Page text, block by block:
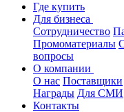
Где купить
Для бизнеса
Сотрудничество
Промоматериалы
вопросы
О компании
О нас Поставщики
Награды Для СМИ
Контакты